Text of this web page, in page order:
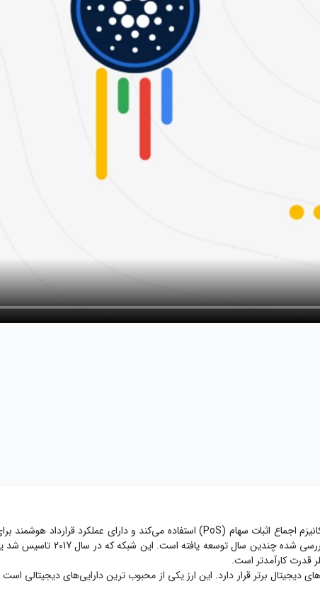
اجماع اثبات سهام (PoS) استفاده می‌کند و دارای عملکرد قرارداد
که در سال 2017 تاسیس شد یکی از بزرگترین شبکه‌های بلاکچین است که با موفقیت مکانیزم اجماع
قدرت کارآمدتر است.
دیجیتال برتر قرار دارد. این ارز یکی از محبوب‌ ترین دارایی‌های دیجیتالی